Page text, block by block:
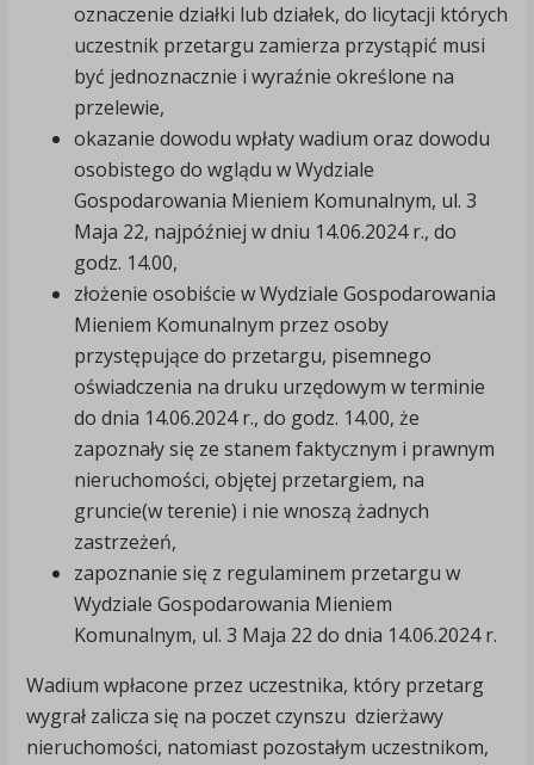
oznaczenie działki lub działek, do licytacji których
uczestnik przetargu zamierza przystąpić musi
być jednoznacznie i wyraźnie określone na
przelewie,
okazanie dowodu wpłaty wadium oraz dowodu
osobistego do wglądu w Wydziale
Gospodarowania Mieniem Komunalnym, ul. 3
Maja 22, najpóźniej w dniu 14.06.2024 r., do
godz. 14.00,
złożenie osobiście w Wydziale Gospodarowania
Mieniem Komunalnym przez osoby
przystępujące do przetargu, pisemnego
oświadczenia na druku urzędowym w terminie
do dnia 14.06.2024 r., do godz. 14.00, że
zapoznały się ze stanem faktycznym i prawnym
nieruchomości, objętej przetargiem, na
gruncie(w terenie) i nie wnoszą żadnych
zastrzeżeń,
zapoznanie się z regulaminem przetargu w
Wydziale Gospodarowania Mieniem
Komunalnym, ul. 3 Maja 22 do dnia 14.06.2024 r.
Wadium wpłacone przez uczestnika, który przetarg
wygrał zalicza się na poczet czynszu dzierżawy
nieruchomości, natomiast pozostałym uczestnikom,